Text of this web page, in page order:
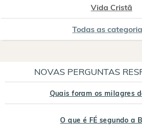
Vida Cristã
Todas as
NOVAS PERGUNTAS
Quais foram os milagres
O que é FÉ segundo a